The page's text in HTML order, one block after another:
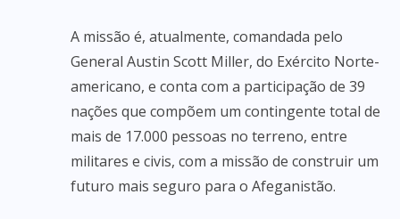
A missão é, atualmente, comandada pelo
General Austin Scott Miller, do Exército Norte-
americano, e conta com a participação de 39
nações que compõem um contingente total de
mais de 17.000 pessoas no terreno, entre
militares e civis, com a missão de construir um
futuro mais seguro para o Afeganistão.